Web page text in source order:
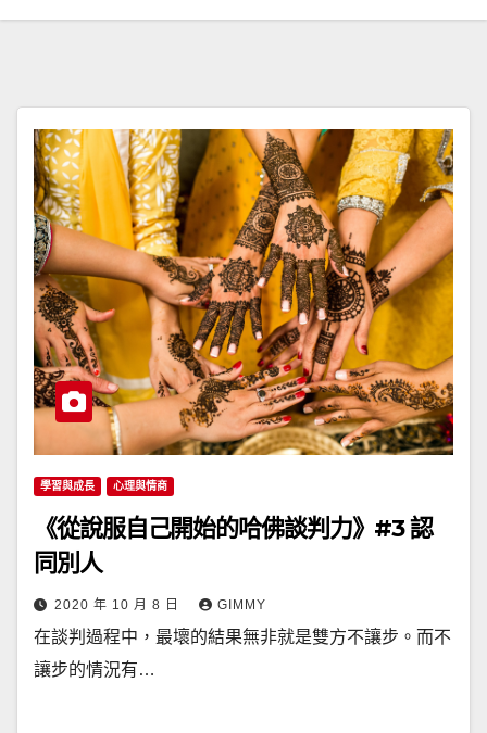
學習與成長 心理與情商
《從說服自己開始的哈佛談判力》#3 認
同別人
2020 年 10 月 8 日 GIMMY
在談判過程中，最壞的結果無非就是雙方不讓步。而不
讓步的情況有…